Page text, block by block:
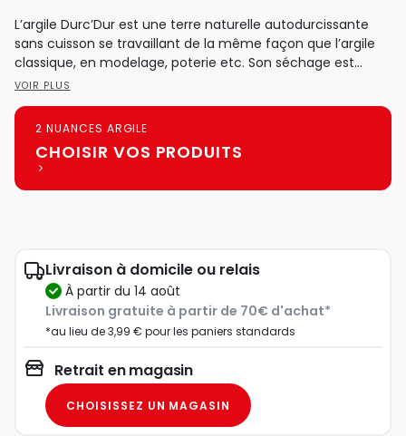
L’argile Durc’Dur est une terre naturelle autodurcissante
sans cuisson se travaillant de la même façon que l’argile
classique, en modelage, poterie etc. Son séchage est...
VOIR PLUS
2 NUANCES ARGILE
CHOISIR VOS PRODUITS
Livraison à domicile ou relais
à partir du 14 août
Livraison gratuite à partir de 70€ d'achat*
*au lieu de 3,99 € pour les paniers standards
Retrait en magasin
CHOISISSEZ UN MAGASIN